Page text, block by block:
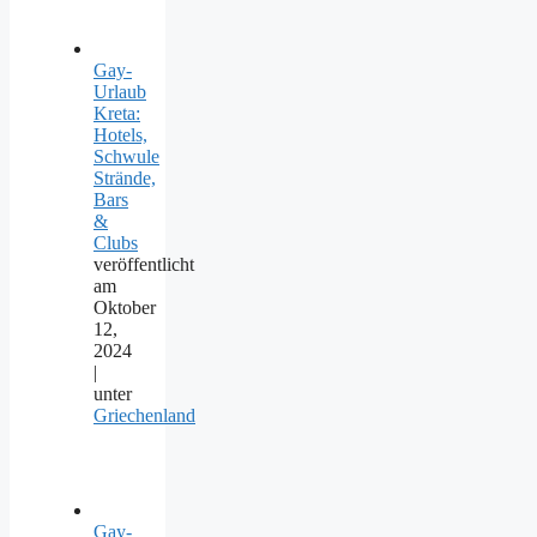
Gay-
Urlaub
Kreta:
Hotels,
Schwule
Strände,
Bars
&
Clubs
veröffentlicht
am
Oktober
12,
2024
|
unter
Griechenland
Gay-